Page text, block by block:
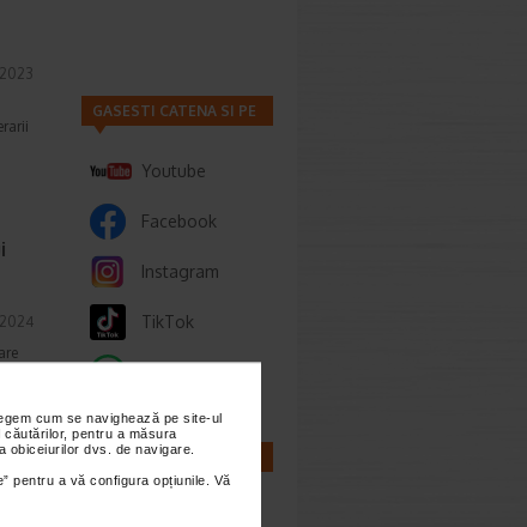
cum se navighează pe site-ul
pentru a măsura
obiceiurilor dvs. de navigare.
pentru a vă configura opțiunile. Vă
GASESTI CATENA SI PE
Youtube
Facebook
Instagram
TikTok
CALCULATOARE